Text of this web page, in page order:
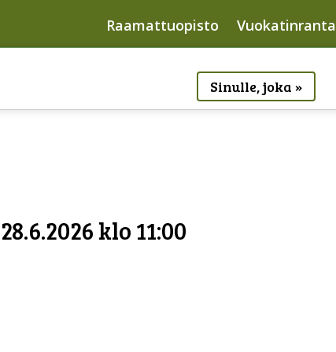
Raamattuopisto Vuokatinranta
Sinulle, joka »
klo 11:00